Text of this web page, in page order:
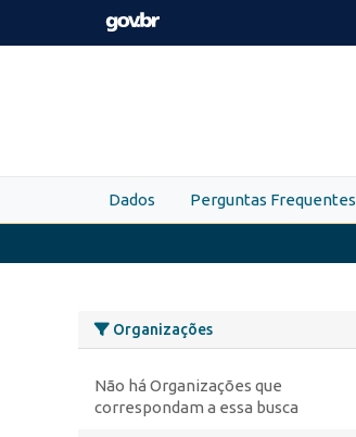
Skip to main content
Dados Perguntas Frequentes
Organizações
Não há Organizações que
correspondam a essa busca